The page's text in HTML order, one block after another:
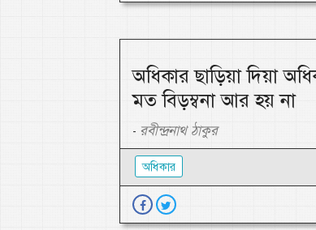
অধিকার ছাড়িয়া দিয়া
মত বিড়ম্বনা আর হয় না
- রবীন্দ্রনাথ ঠাকুর
অধিকার